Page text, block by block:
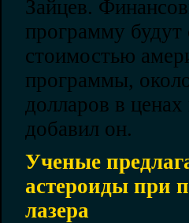
Зайцев.
программу
стоимостью
программы,
долларов в
добавил он.
Ученые
астероиды при
лазера